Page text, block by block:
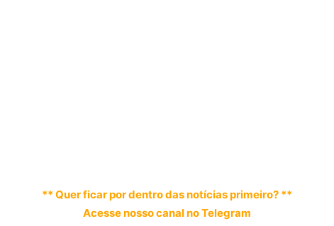
** Quer ficar por dentro das notícias primeiro? **
Acesse nosso canal no Telegram